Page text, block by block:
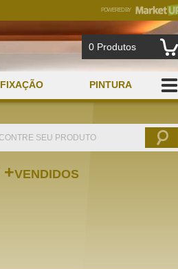
POWERED BY
0 Produtos
FIXAÇÃO PINTURA
+VENDIDOS